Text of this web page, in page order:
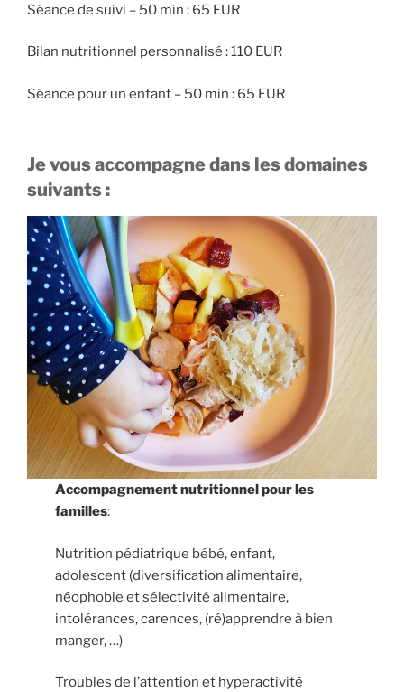
Séance de suivi – 50 min : 65 EUR
Bilan nutritionnel personnalisé : 110 EUR
Séance pour un enfant – 50 min : 65 EUR
Je vous accompagne dans les domaines
suivants :
Accompagnement nutritionnel pour les
familles:
Nutrition pédiatrique bébé, enfant,
adolescent (diversification alimentaire,
néophobie et sélectivité alimentaire,
intolérances, carences, (ré)apprendre à bien
manger, …)
Troubles de l’attention et hyperactivité